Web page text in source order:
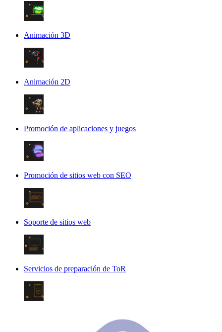
Animación 3D
Animación 2D
Promoción de aplicaciones y juegos
Promoción de sitios web con SEO
Soporte de sitios web
Servicios de preparación de ToR